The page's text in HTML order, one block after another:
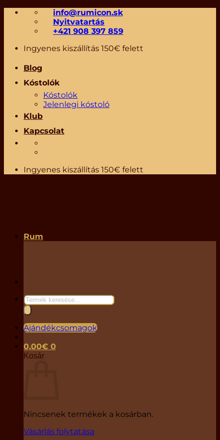
Skip
content
info@rumicon.sk
Nyitvatartás
+421 908 397 859
Ingyenes kiszállítás 150€ felett
Blog
Kóstolók
Kóstolók
Jelenlegi kóstoló
Klub
Kapcsolat
Ingyenes kiszállítás 150€ felett
Products
search
Ajándékcsomagok
0,00€ 0
Kosár
Nincsenek termékek a kosárban.
Vásárlás folytatása
Rum